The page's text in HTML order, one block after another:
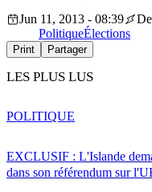
Jun 11, 2013 - 08:39
PolitiqueÉlections
Print Partager
LES PLUS LUS
EXCLUSIF : L'Islande
dans son référendum sur
POLITIQUE